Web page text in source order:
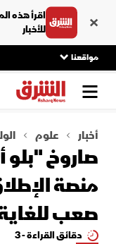
اقرأ هذه
للأخبار
مواقعنا
أخبار علوم
صاروخ "بلو
منصة
صعب
دقائق القراءة - 3